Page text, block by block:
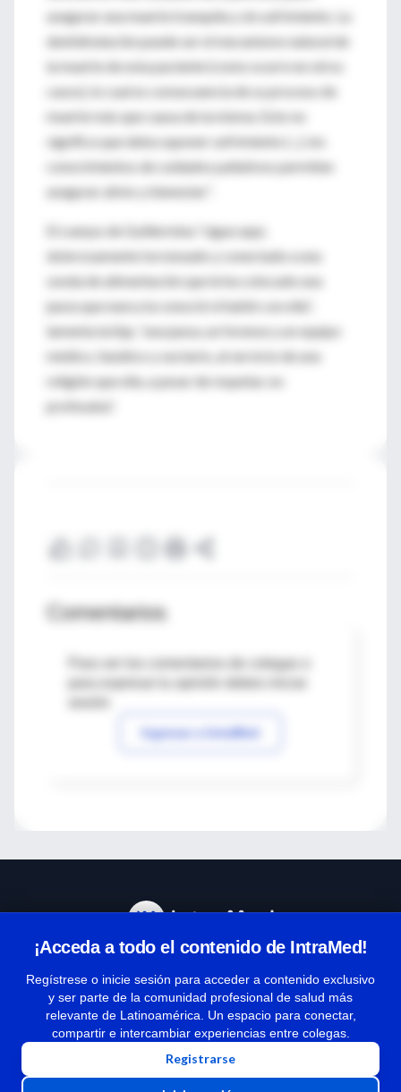
asegurar una muerte tranquila y sin sufrimiento. La
deshidratación puede ser el mecanismo natural de
la muerte de esta paciente (como ocurre en otros
casos), lo cual es consecuencia de su proceso de
muerte más que causa de la misma. Esto no
significa que deba suponer sufrimiento (...), los
conocimientos de cuidados paliativos permiten
asegurar alivio y bienestar”.
El cuerpo de Guillermina “sigue aquí,
dolorosamente torsionado y conectado a una
sonda de alimentación que le ha colocado una
jueza que nunca la conoció ni habló con ella”,
lamenta la hija, “una jueza, un forense y un equipo
médico, fanático y sectario, al servicio de una
religión que ella, a pesar de respetar, no
profesaba”.
Comentarios
Para ver los comentarios de colegas o
Ingresar a IntraMed
¡Acceda a todo el contenido de IntraMed!
Regístrese o inicie sesión para acceder a contenido exclusivo
y ser parte de la comunidad profesional de salud más
relevante de Latinoamérica. Un espacio para conectar,
compartir e intercambiar experiencias entre colegas.
Registrarse
Términos y condiciones
| Políticas de privacidad
| Todos los derechos reservados | Copyright 1997-2026